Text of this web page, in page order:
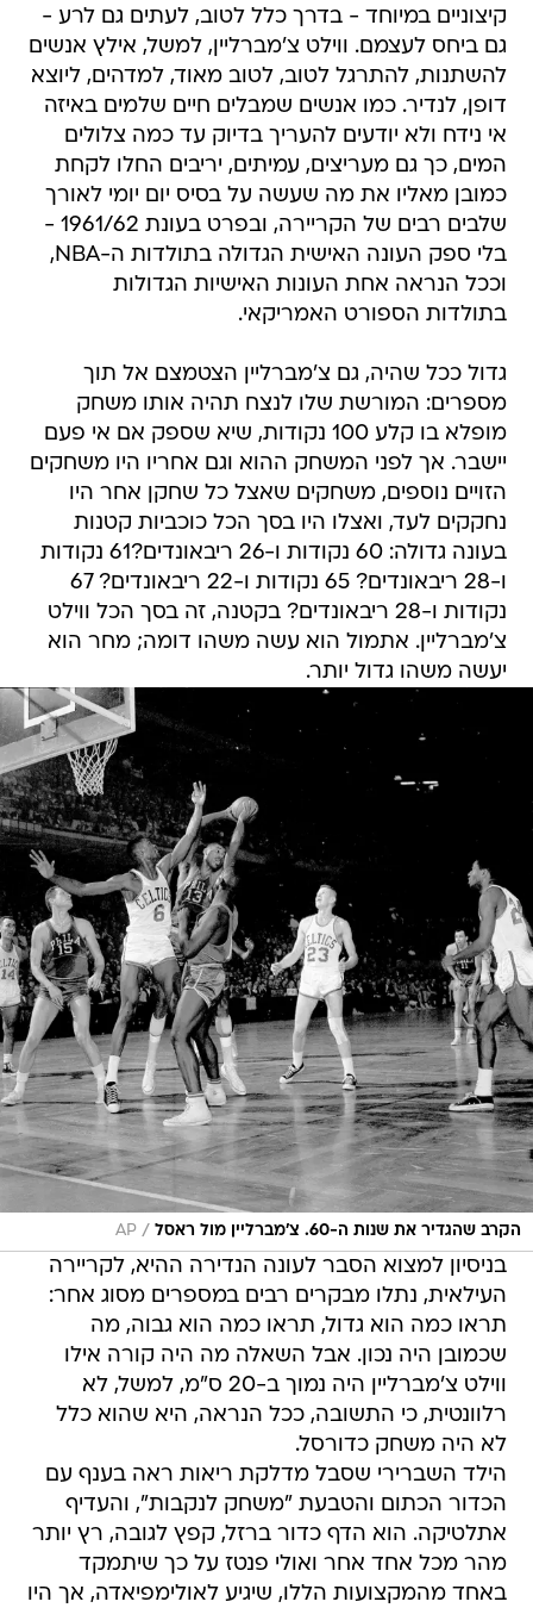
קיצוניים במיוחד - בדרך כלל לטוב, לעתים גם לרע -
גם ביחס לעצמם. ווילט צ'מברליין, למשל, אילץ אנשים
להשתנות, להתרגל לטוב, לטוב מאוד, למדהים, ליוצא
דופן, לנדיר. כמו אנשים שמבלים חיים שלמים באיזה
אי נידח ולא יודעים להעריך בדיוק עד כמה צלולים
המים, כך גם מעריצים, עמיתים, יריבים החלו לקחת
כמובן מאליו את מה שעשה על בסיס יום יומי לאורך
שלבים רבים של הקריירה, ובפרט בעונת 1961/62 -
בלי ספק העונה האישית הגדולה בתולדות ה-NBA,
וככל הנראה אחת העונות האישיות הגדולות
בתולדות הספורט האמריקאי.
גדול ככל שהיה, גם צ'מברליין הצטמצם אל תוך
מספרים: המורשת שלו לנצח תהיה אותו משחק
מופלא בו קלע 100 נקודות, שיא שספק אם אי פעם
יישבר. אך לפני המשחק ההוא וגם אחריו היו משחקים
הזויים נוספים, משחקים שאצל כל שחקן אחר היו
נחקקים לעד, ואצלו היו בסך הכל כוכביות קטנות
בעונה גדולה: 60 נקודות ו-26 ריבאונדים?61 נקודות
ו-28 ריבאונדים? 65 נקודות ו-22 ריבאונדים? 67
נקודות ו-28 ריבאונדים? בקטנה, זה בסך הכל ווילט
צ'מברליין. אתמול הוא עשה משהו דומה; מחר הוא
יעשה משהו גדול יותר.
הקרב שהגדיר את שנות ה-60. צ'מברליין מול ראסל /
AP
בניסיון למצוא הסבר לעונה הנדירה ההיא, לקריירה
העילאית, נתלו מבקרים רבים במספרים מסוג אחר:
תראו כמה הוא גדול, תראו כמה הוא גבוה, מה
שכמובן היה נכון. אבל השאלה מה היה קורה אילו
ווילט צ'מברליין היה נמוך ב-20 ס"מ, למשל, לא
רלוונטית, כי התשובה, ככל הנראה, היא שהוא כלל
לא היה משחק כדורסל.
הילד השברירי שסבל מדלקת ריאות ראה בענף עם
הכדור הכתום והטבעת "משחק לנקבות", והעדיף
אתלטיקה. הוא הדף כדור ברזל, קפץ לגובה, רץ יותר
מהר מכל אחד אחר ואולי פנטז על כך שיתמקד
באחד מהמקצועות הללו, שיגיע לאולימפיאדה, אך היו